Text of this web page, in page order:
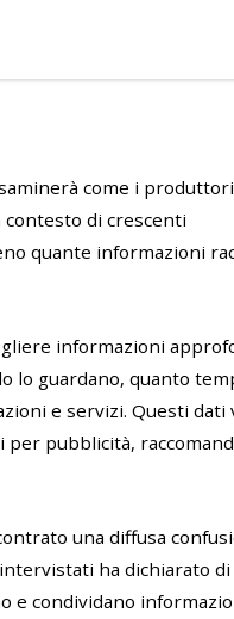
come i
contesto di crescenti
quante informazioni
informazioni
lo guardano, quanto
e servizi. Questi dati
pubblicità,
una diffusa
ha dichiarato
e condividano